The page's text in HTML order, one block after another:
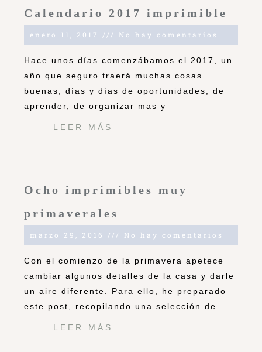
Calendario 2017 imprimible
enero 11, 2017 No hay comentarios
Hace unos días comenzábamos el 2017, un
año que seguro traerá muchas cosas
buenas, días y días de oportunidades, de
aprender, de organizar mas y
LEER MÁS
Ocho imprimibles muy
primaverales
marzo 29, 2016 No hay comentarios
Con el comienzo de la primavera apetece
cambiar algunos detalles de la casa y darle
un aire diferente. Para ello, he preparado
este post, recopilando una selección de
LEER MÁS